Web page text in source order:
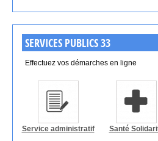
SERVICES PUBLICS 33
Effectuez vos démarches en ligne
Service administratif Santé